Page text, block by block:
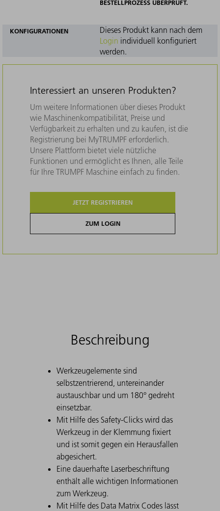
BESTELLPROZESS ÜBERPRÜFT.
KONFIGURATIONEN
Dieses Produkt kann nach dem
Login individuell konfiguriert
werden.
Interessiert an unseren Produkten?
Um weitere Informationen über dieses Produkt
wie Maschinenkompatibilität, Preise und
Verfügbarkeit zu erhalten und zu kaufen, ist die
Registrierung bei MyTRUMPF erforderlich.
Unsere Plattform bietet viele nützliche
Funktionen und ermöglicht es Ihnen, alle Teile
für Ihre TRUMPF Maschine einfach zu finden.
JETZT REGISTRIEREN
ZUM LOGIN
Beschreibung
Werkzeugelemente sind
selbstzentrierend, untereinander
austauschbar und um 180° gedreht
einsetzbar.
Mit Hilfe des Safety-Clicks wird das
Werkzeug in der Klemmung fixiert
und ist somit gegen ein Herausfallen
abgesichert.
Eine dauerhafte Laserbeschriftung
enthält alle wichtigen Informationen
zum Werkzeug.
Mit Hilfe des Data Matrix Codes lässt